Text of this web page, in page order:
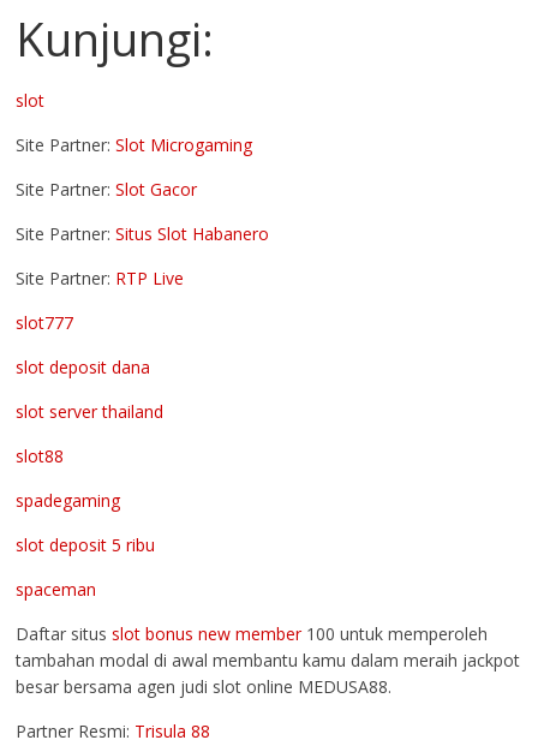
Kunjungi:
slot
Site Partner:Slot Microgaming
Site Partner:Slot Gacor
Site Partner:Situs Slot Habanero
Site Partner: RTP Live
slot777
slot deposit dana
slot server thailand
slot88
spadegaming
slot deposit 5 ribu
spaceman
Daftar situsslot bonus new member100 untuk memperoleh
tambahan modal di awal membantu kamu dalam meraih jackpot
besar bersama agen judi slot online MEDUSA88.
Partner Resmi: Trisula 88